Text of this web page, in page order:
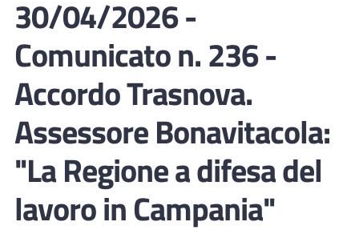
30/04/2026 -
Comunicato n. 236 -
Accordo Trasnova.
Assessore Bonavitacola:
"La Regione a difesa del
lavoro in Campania"